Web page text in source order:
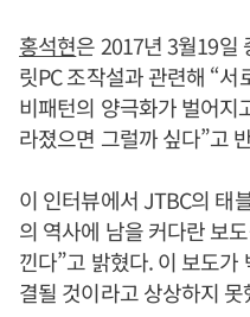
홍석현은 2017년 3월19일
릿PC 조작설과 관련해 “
비패턴의 양극화가 벌어지
라졌으면 그럴까 싶다”고
이 인터뷰에서 JTBC의 태
의 역사에 남을 커다란 보
낀다”고 밝혔다. 이 보도가
결될 것이라고 상상하지